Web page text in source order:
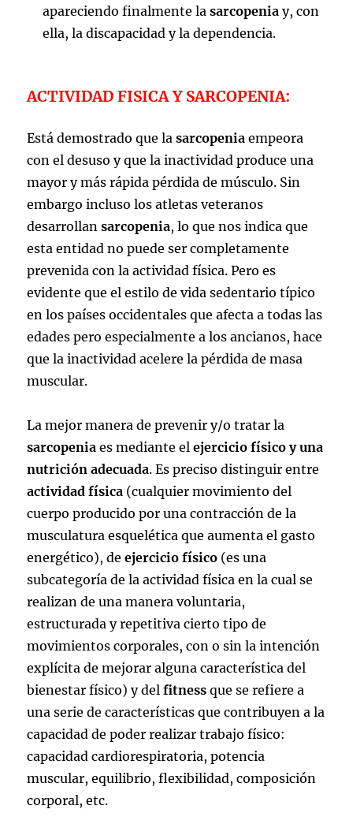
apareciendo finalmente lasarcopeniay, con
ella, la discapacidad y la dependencia.
ACTIVIDAD FISICA Y SARCOPENIA:
Está demostrado que lasarcopenia empeora
con el desuso y que la inactividad produce una
mayor y más rápida pérdida de músculo. Sin
embargo incluso los atletas veteranos
desarrollansarcopenia, lo que nos indica que
esta entidad no puede ser completamente
prevenida con la actividad física. Pero es
evidente que el estilo de vida sedentario típico
en los países occidentales que afecta a todas las
edades pero especialmente a los ancianos, hace
que la inactividad acelere la pérdida de masa
muscular.
La mejor manera de prevenir y/o tratar la
sarcopenia es mediante elejercicio físico y una
nutrición adecuada. Es preciso distinguir entre
actividad física (cualquier movimiento del
cuerpo producido por una contracción de la
musculatura esquelética que aumenta el gasto
energético), deejercicio físico (es una
subcategoría de la actividad física en la cual se
realizan de una manera voluntaria,
estructurada y repetitiva cierto tipo de
movimientos corporales, con o sin la intención
explícita de mejorar alguna característica del
bienestar físico) y del fitness que se refiere a
una serie de características que contribuyen a la
capacidad de poder realizar trabajo físico:
capacidad cardiorespiratoria, potencia
muscular, equilibrio, flexibilidad, composición
corporal, etc.